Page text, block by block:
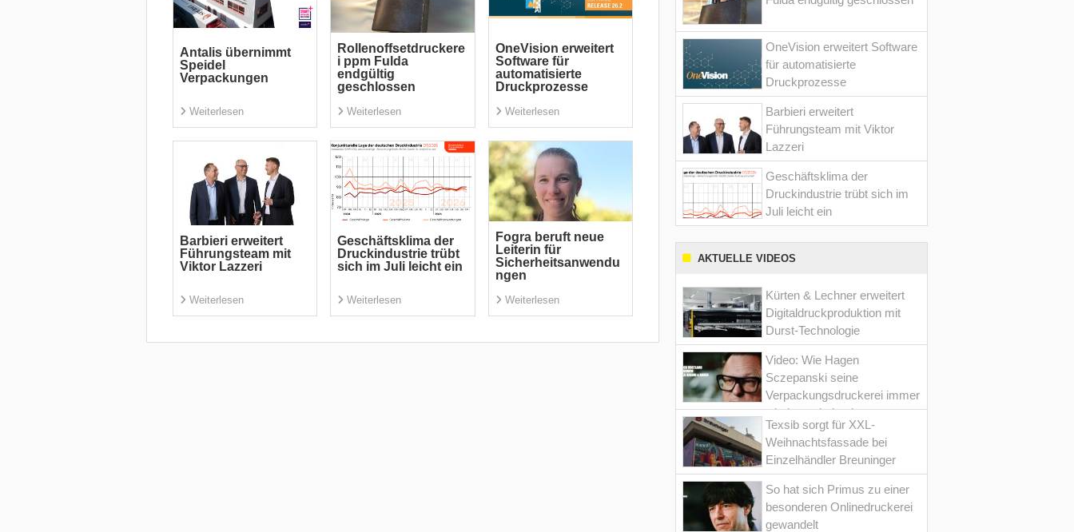
Antalis übernimmt
Speidel
Verpackungen
Weiterlesen
Rollenoffsetdruckere
i ppm Fulda
endgültig
geschlossen
Weiterlesen
OneVision erweitert
Software für
automatisierte
Druckprozesse
Weiterlesen
Barbieri erweitert
Führungsteam mit
Viktor Lazzeri
Weiterlesen
Geschäftsklima der
Druckindustrie trübt
sich im Juli leicht ein
Weiterlesen
Fogra beruft neue
Leiterin für
Sicherheitsanwendu
ngen
Weiterlesen
OneVision erweitert Software
für automatisierte
Druckprozesse
Barbieri erweitert
Führungsteam mit Viktor
Lazzeri
Geschäftsklima der
Druckindustrie trübt sich im
Juli leicht ein
AKTUELLE VIDEOS
Kürten & Lechner erweitert
Digitaldruckproduktion mit
Durst-Technologie
Video: Wie Hagen
Sczepanski seine
Verpackungsdruckerei immer
wieder optimiert hat
Texsib sorgt für XXL-
Weihnachtsfassade bei
Einzelhändler Breuninger
So hat sich Primus zu einer
besonderen Onlinedruckerei
gewandelt